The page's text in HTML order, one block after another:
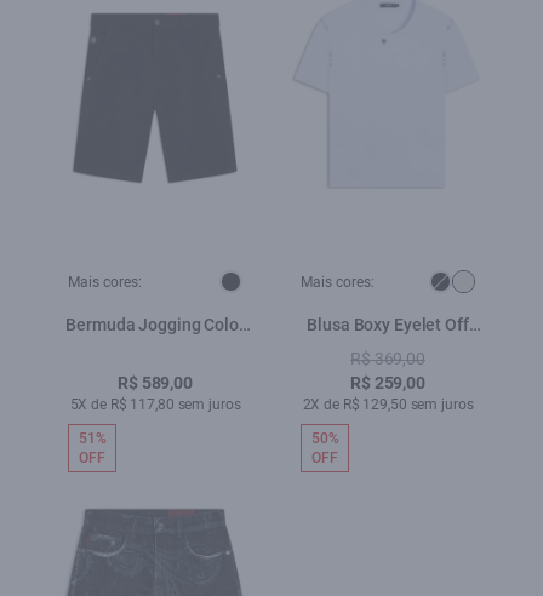
Mais cores:
Bermuda Jogging Color
R$ 589,00
5X de R$ 117,80 sem juros
Mais cores:
Blusa Boxy Eyelet Off
White
R$ 369,00
R$ 259,00
2X de R$ 129,50 sem juros
51%
OFF
50%
OFF